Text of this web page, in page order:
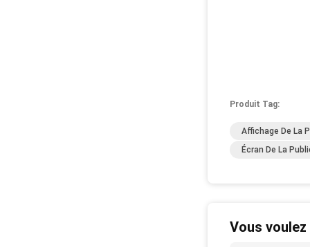
Produit Tag:
Affichage De La
Écran De La
Vous